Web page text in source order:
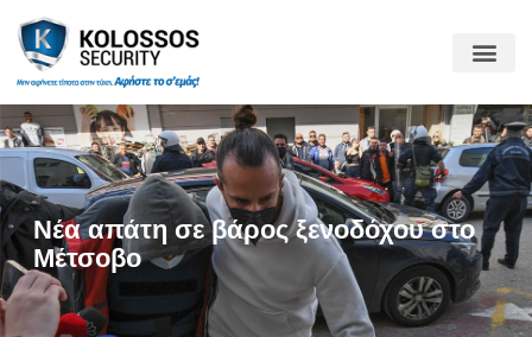
Νέα απάτη σε βάρος ξενοδόχου στο
Μέτσοβο